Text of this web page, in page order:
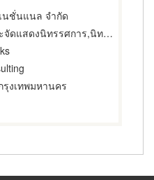
นชั่นแนล จำกัด
อีเว้นท์-ออร์กาไนเซอร์,ผู้รับเหมาติดตั้งและจัดสถานที่นิทรรศการ
รุงเทพมหานคร